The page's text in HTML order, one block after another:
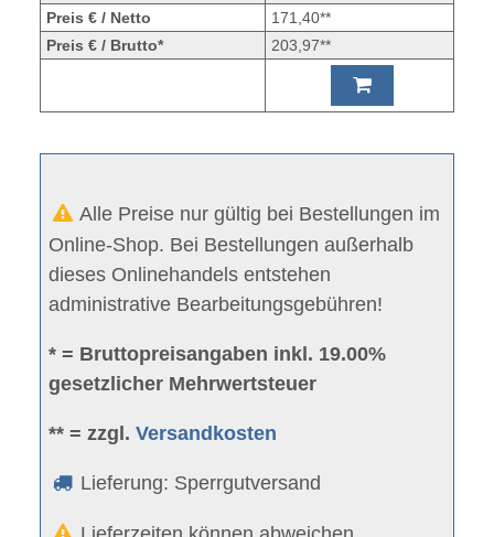
Preis € / Netto
171,40**
Preis € / Brutto*
203,97**
Alle Preise nur gültig bei Bestellungen im
Online-Shop. Bei Bestellungen außerhalb
dieses Onlinehandels entstehen
administrative Bearbeitungsgebühren!
* = Bruttopreisangaben inkl. 19.00%
gesetzlicher Mehrwertsteuer
** = zzgl.Versandkosten
Lieferung: Sperrgutversand